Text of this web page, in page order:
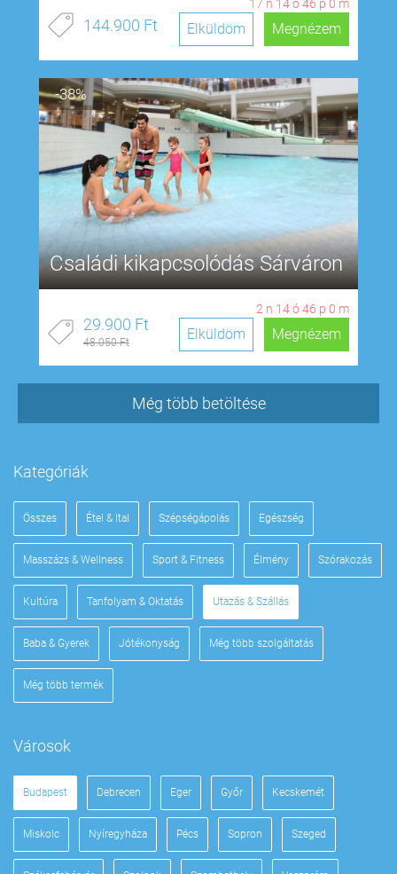
17n 14ó45p 59 m
144.900 Ft Megnézem
Elküldöm
-38%
Családi kikapcsolódás Sárváron
2n 14ó45p 59 m
29.900 Ft
48.050 Ft Megnézem
Elküldöm
Még több betöltése
Kategóriák
Összes Étel & Ital Szépségápolás Egészség
Masszázs & Wellness Sport & Fitness Élmény Szórakozás
Kultúra Tanfolyam & Oktatás Utazás & Szállás
Baba & Gyerek Jótékonyság Még több szolgáltatás
Még több termék
Városok
Budapest Debrecen Eger Győr Kecskemét
Miskolc Nyíregyháza Pécs Sopron Szeged